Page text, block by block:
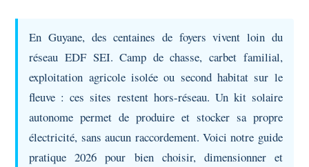
En Guyane, des centaines de foyers vivent loin du
réseau EDF SEI. Camp de chasse, carbet familial,
exploitation agricole isolée ou second habitat sur le
fleuve : ces sites restent hors-réseau. Un kit solaire
autonome permet de produire et stocker sa propre
électricité, sans aucun raccordement. Voici notre guide
pratique 2026 pour bien choisir, dimensionner et